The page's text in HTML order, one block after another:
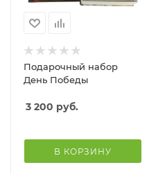
Подарочный набор
День Победы
3 200 руб.
В КОРЗИНУ